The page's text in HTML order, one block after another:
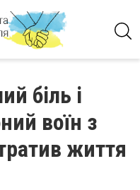
біль і
воїн з
життя